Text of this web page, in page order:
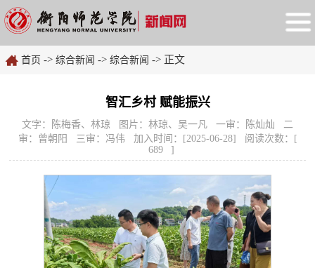
首页 -> 综合新闻 -> 综合新闻 -> 正文
智汇乡村 赋能振兴
文字：陈梅香、林琼 图片：林琼、吴一凡 一审：陈灿灿 二
审：曾朝阳 三审：冯伟 加入时间：[2025-06-28] 阅读次数：[
689
]